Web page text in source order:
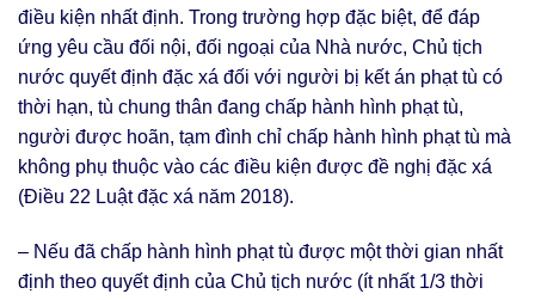
điều kiện nhất định. Trong trường hợp đặc biệt, để đáp
ứng yêu cầu đối nội, đối ngoại của Nhà nước, Chủ tịch
nước quyết định đặc xá đối với người bị kết án phạt tù có
thời hạn, tù chung thân đang chấp hành hình phạt tù,
người được hoãn, tạm đình chỉ chấp hành hình phạt tù mà
không phụ thuộc vào các điều kiện được đề nghị đặc xá
(Điều 22 Luật đặc xá năm 2018).
– Nếu đã chấp hành hình phạt tù được một thời gian nhất
định theo quyết định của Chủ tịch nước (ít nhất 1/3 thời